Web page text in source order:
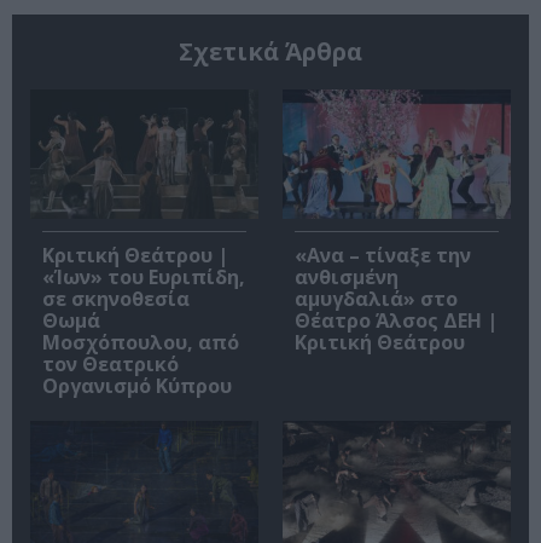
Σχετικά Άρθρα
Κριτική Θεάτρου |
«Ίων» του Ευριπίδη,
σε σκηνοθεσία
Θωμά
Μοσχόπουλου, από
τον Θεατρικό
Οργανισμό Κύπρου
«Ανα – τίναξε την
ανθισμένη
αμυγδαλιά» στο
Θέατρο Άλσος ΔΕΗ |
Κριτική Θεάτρου